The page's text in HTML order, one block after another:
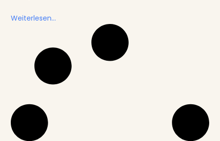
Weiterlesen...